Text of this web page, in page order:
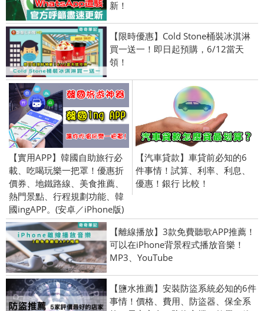
新！
【限時優惠】Cold Stone桶裝冰淇淋
買一送一！即日起預購，6/12當天
領！
【實用APP】韓國自助旅行必
載、吃喝玩樂一把罩！優惠折
價券、地鐵路線、美食推薦、
熱門景點、行程規劃功能、韓
國ingAPP。(安卓／iPhone版)
【汽車貸款】車貸前必知的6
件事情！試算、利率、利息、
優惠！銀行 比較！
【離線播放】3款免費聽歌APP推薦！
可以在iPhone背景程式播放音樂！
MP3、YouTube
【鹽水推薦】安裝防盜系統必知的6件
事情！價格、費用、防盜器、保全系